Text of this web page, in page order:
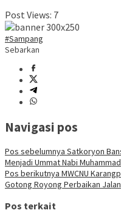
Post Views: 7
#Sampang
Sebarkan
Navigasi pos
Pos sebelumnya Satkoryon
Menjadi Ummat Nabi Muhammad
Pos berikutnya MWCNU
Gotong Royong Perbaikan Jalan
Pos terkait